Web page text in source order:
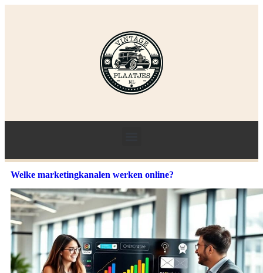
Welke marketingkanalen werken online?